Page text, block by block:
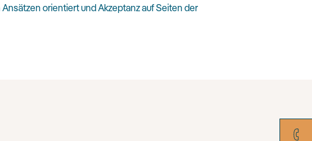
orientiert und Akzeptanz auf Seiten der